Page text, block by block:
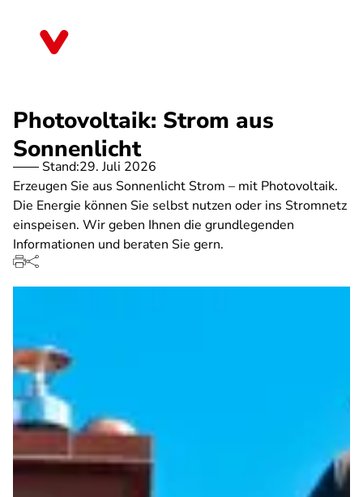
Photovoltaik: Strom aus
Sonnenlicht
Stand:29. Juli 2026
Erzeugen Sie aus Sonnenlicht Strom – mit Photovoltaik.
Die Energie können Sie selbst nutzen oder ins Stromnetz
einspeisen. Wir geben Ihnen die grundlegenden
Informationen und beraten Sie gern.